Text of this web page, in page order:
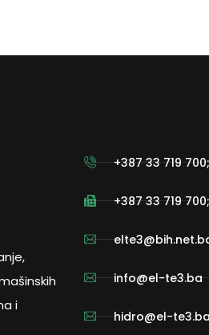
i
+387 33 719
+387 33 719
info@el-te3.ba
hidro@el-